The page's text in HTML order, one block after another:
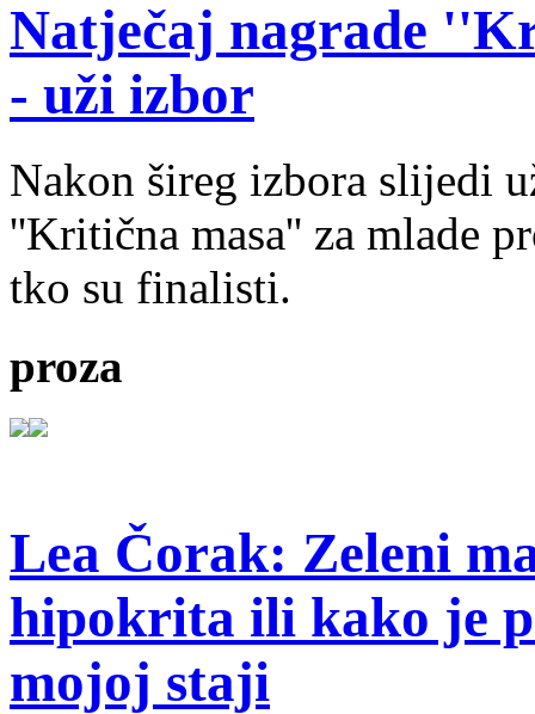
Natječaj nagrade
- uži izbor
Nakon šireg izbora slijedi
''Kritična masa'' za mlade
tko su finalisti.
proza
Lea Čorak: Zeleni
hipokrita ili kako je
mojoj staji